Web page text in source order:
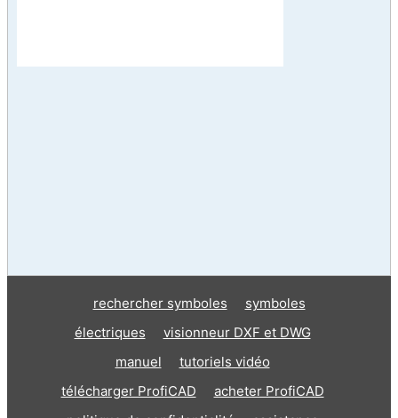
rechercher symboles
symboles
électriques
visionneur DXF et DWG
manuel
tutoriels vidéo
télécharger ProfiCAD
acheter ProfiCAD